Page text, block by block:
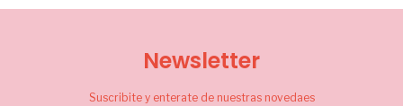
Newsletter
Suscribite y enterate de nuestras novedaes